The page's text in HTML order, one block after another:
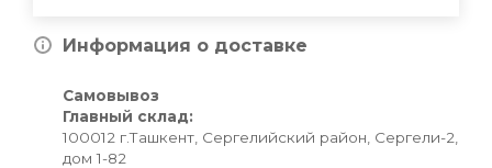
Информация о доставке
Самовывоз
Главный склад:
100012 г.Ташкент, Сергелийский район, Сергели-2,
дом 1-82